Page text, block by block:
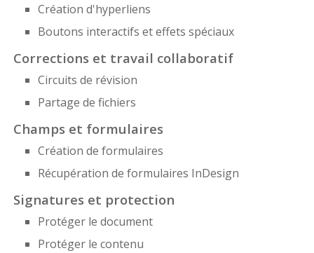
Création d'hyperliens
Boutons interactifs et effets spéciaux
Corrections et travail collaboratif
Circuits de révision
Partage de fichiers
Champs et formulaires
Création de formulaires
Récupération de formulaires InDesign
Signatures et protection
Protéger le document
Protéger le contenu